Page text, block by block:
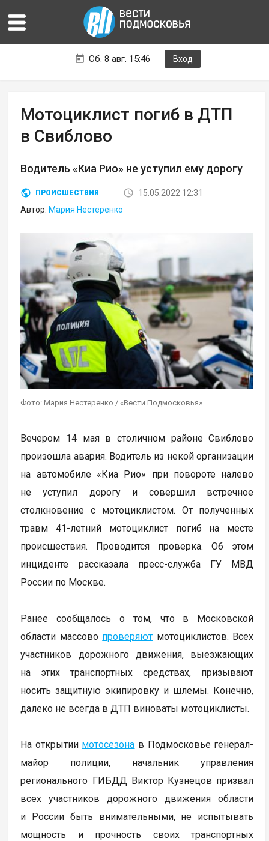
Сб. 8 авг. 15:46 Вход
Мотоциклист погиб в ДТП
в Свиблово
Водитель «Киа Рио» не уступил ему дорогу
ПРОИСШЕСТВИЯ
15.05.2022 12:31
Автор: Мария Нестеренко
Фото: Мария Нестеренко / «Вести Подмосковья»
Вечером 14 мая в столичном районе Свиблово
произошла авария. Водитель из некой организации
на автомобиле «Киа Рио» при повороте налево
не уступил дорогу и совершил встречное
столкновение с мотоциклистом. От полученных
травм 41-летний мотоциклист погиб на месте
происшествия. Проводится проверка. Об этом
инциденте рассказала пресс-служба ГУ МВД
России по Москве.
Ранее сообщалось о том, что в Московской
области массово проверяют мотоциклистов. Всех
участников дорожного движения, выезжающих
на этих транспортных средствах, призывают
носить защитную экипировку и шлемы. Конечно,
далеко не всегда в ДТП виноваты мотоциклисты.
На открытии мотосезона в Подмосковье генерал-
майор полиции, начальник управления
регионального ГИБДД Виктор Кузнецов призвал
всех участников дорожного движения области
и России быть внимательными, не испытывать
мощность и прочность своих транспортных